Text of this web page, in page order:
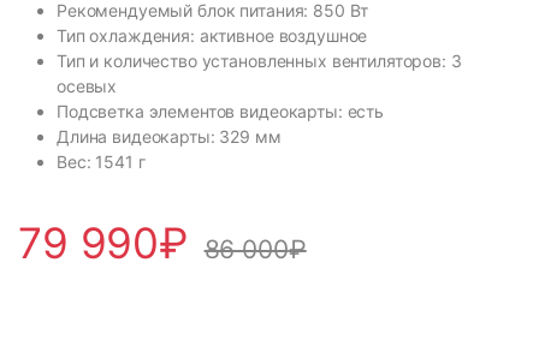
Рекомендуемый блок питания: 850 Вт
Тип охлаждения: активное воздушное
Тип и количество установленных вентиляторов: 3
осевых
Подсветка элементов видеокарты: есть
Длина видеокарты: 329 мм
Вес: 1541 г
79 990₽ 86 000₽